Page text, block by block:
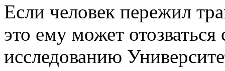
Если человек пережил
это ему может
исследованию